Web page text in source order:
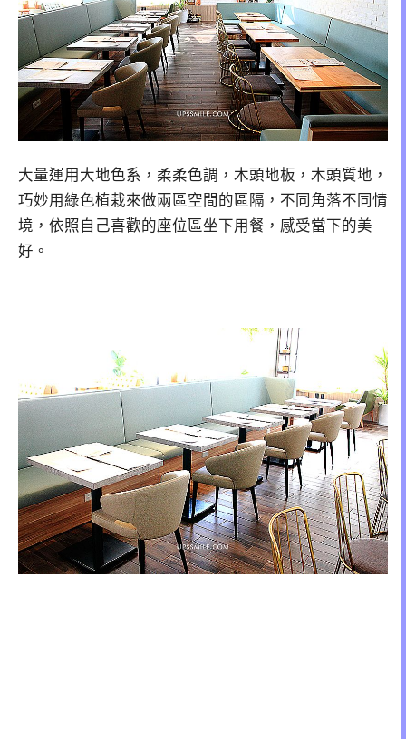
大量運用大地色系，柔柔色調，木頭地板，木頭質地，
巧妙用綠色植栽來做兩區空間的區隔，不同角落不同情
境，依照自己喜歡的座位區坐下用餐，感受當下的美
好。